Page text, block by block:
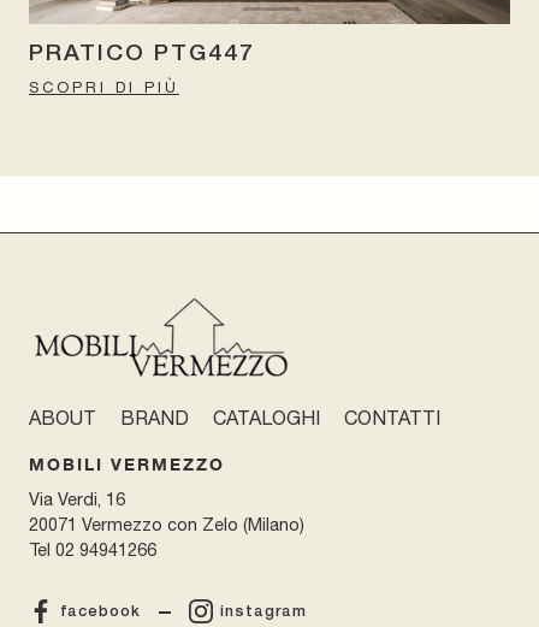
PRATICO PTG447
SCOPRI DI PIÙ
ABOUT BRAND CATALOGHI CONTATTI
MOBILI VERMEZZO
Via Verdi, 16
20071 Vermezzo con Zelo (Milano)
Tel 02 94941266
facebook instagram